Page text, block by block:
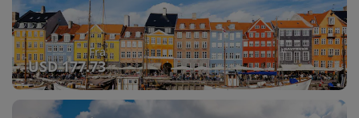
Fra
USD 177.73